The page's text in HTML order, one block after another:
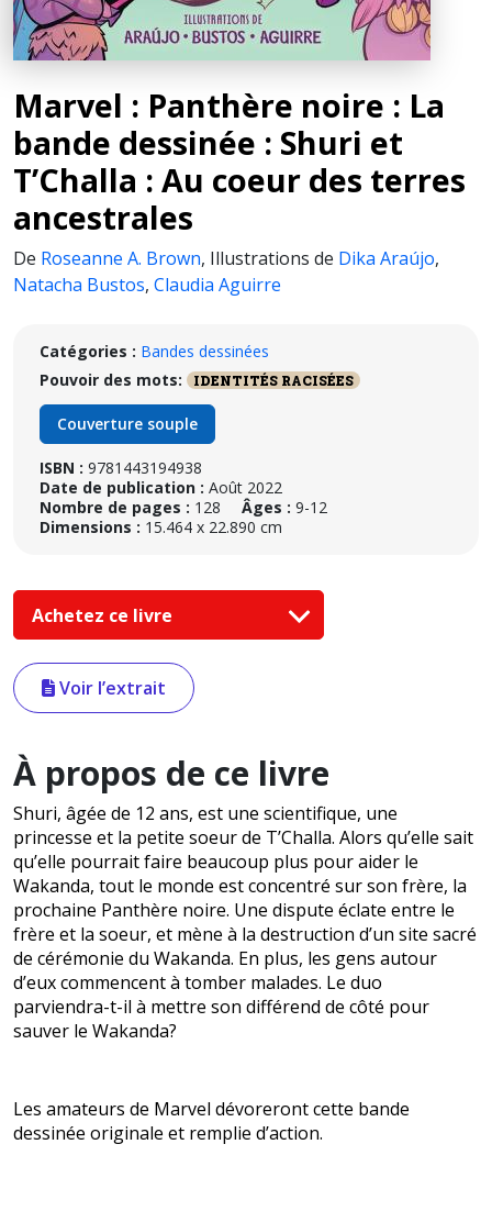
Marvel : Panthère noire : La
bande dessinée : Shuri et
T’Challa : Au coeur des terres
ancestrales
De Roseanne A. Brown, Illustrations de Dika Araújo,
Natacha Bustos, Claudia Aguirre
Catégories : Bandes dessinées
Pouvoir des mots:
IDENTITÉS RACISÉES
Couverture souple
ISBN : 9781443194938
Date de publication : Août 2022
Nombre de pages : 128 Âges : 9-12
Dimensions : 15.464 x 22.890 cm
Achetez ce livre
Voir l’extrait
À propos de ce livre
Shuri, âgée de 12 ans, est une scientifique, une
princesse et la petite soeur de T’Challa. Alors qu’elle sait
qu’elle pourrait faire beaucoup plus pour aider le
Wakanda, tout le monde est concentré sur son frère, la
prochaine Panthère noire. Une dispute éclate entre le
frère et la soeur, et mène à la destruction d’un site sacré
de cérémonie du Wakanda. En plus, les gens autour
d’eux commencent à tomber malades. Le duo
parviendra-t-il à mettre son différend de côté pour
sauver le Wakanda?
Les amateurs de Marvel dévoreront cette bande
dessinée originale et remplie d’action.